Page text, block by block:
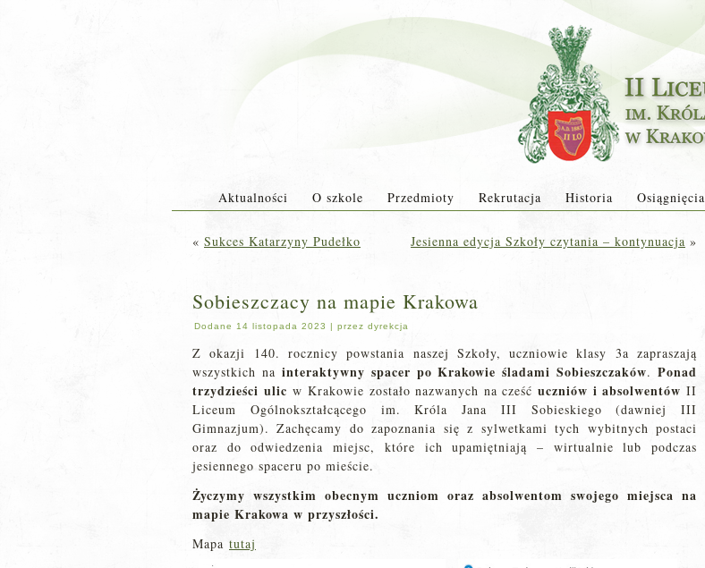
Aktualności O szkole Przedmioty Rekrutacja Historia Osiągnięcia
« Sukces Katarzyny Pudełko Jesienna edycja Szkoły czytania – kontynuacja »
Sobieszczacy na mapie Krakowa
Dodane 14 listopada 2023 | przez dyrekcja
Z okazji 140. rocznicy powstania naszej Szkoły, uczniowie klasy 3a zapraszają
wszystkich na interaktywny spacer po Krakowie śladamiSobieszczaków. Ponad
trzydzieści ulic w Krakowie zostało nazwanych na cześćuczniów i absolwentów II
Liceum Ogólnokształcącego im. Króla Jana III Sobieskiego (dawniej III
Gimnazjum). Zachęcamy do zapoznania się z sylwetkami tych wybitnych postaci
oraz do odwiedzenia miejsc, które ich upamiętniają – wirtualnie lub podczas
jesiennego spaceru po mieście.
Życzymy wszystkim obecnym uczniom oraz absolwentom swojego miejsca na
mapie Krakowa w przyszłości.
Mapa tutaj